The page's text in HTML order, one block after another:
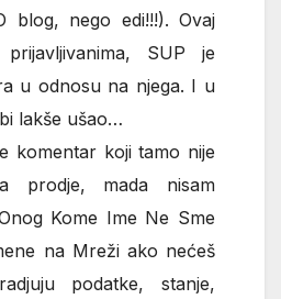
blog, nego edi!!!). Ovaj
SUP je
u odnosu na njega. I u
lakše ušao…
komentar koji tamo nije
prodje, mada nisam
Kome Ime Ne Sme
na Mreži ako nećeš
podatke, stanje,